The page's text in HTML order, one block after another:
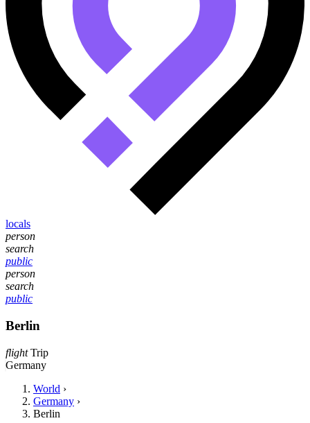
locals
person
search
public
person
search
public
Berlin
flightTrip
Germany
World ›
Germany ›
Berlin